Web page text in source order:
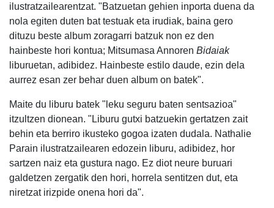
ilustratzailearentzat. "Batzuetan gehien inporta duena da
nola egiten duten bat testuak eta irudiak, baina gero
dituzu beste album zoragarri batzuk non ez den
hainbeste hori kontua; Mitsumasa Annoren Bidaiak
liburuetan, adibidez. Hainbeste estilo daude, ezin dela
aurrez esan zer behar duen album on batek".
Maite du liburu batek "leku seguru baten sentsazioa"
itzultzen dionean. "Liburu gutxi batzuekin gertatzen zait
behin eta berriro ikusteko gogoa izaten dudala. Nathalie
Parain ilustratzailearen edozein liburu, adibidez, hor
sartzen naiz eta gustura nago. Ez diot neure buruari
galdetzen zergatik den hori, horrela sentitzen dut, eta
niretzat irizpide onena hori da".